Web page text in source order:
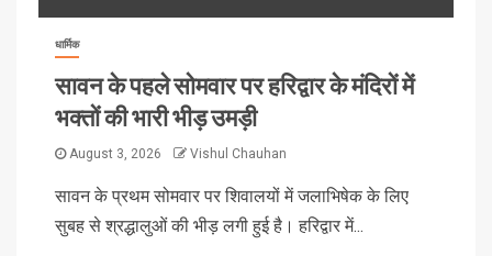
धार्मिक
सावन के पहले सोमवार पर हरिद्वार के मंदिरों में
भक्तों की भारी भीड़ उमड़ी
August 3, 2026 Vishul Chauhan
सावन के प्रथम सोमवार पर शिवालयों में जलाभिषेक के लिए
सुबह से श्रद्धालुओं की भीड़ लगी हुई है। हरिद्वार में...